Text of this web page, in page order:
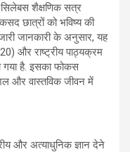
शैक्षणिक सत्र
छात्रों को भविष्य की
जानकारी के अनुसार, यह
और राष्ट्रीय पाठ्यक्रम
है. इसका फोकस
और वास्तविक जीवन में
और अत्याधुनिक ज्ञान देने